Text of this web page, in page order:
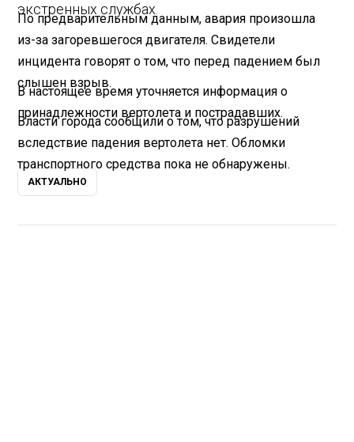
экстренных службах.
По предварительным данным, авария произошла
из-за загоревшегося двигателя. Свидетели
инцидента говорят о том, что перед падением был
слышен взрыв.
В настоящее время уточняется информация о
принадлежности вертолета и пострадавших.
Власти города сообщили о том, что разрушений
вследствие падения вертолета нет. Обломки
транспортного средства пока не обнаружены.
АКТУАЛЬНО